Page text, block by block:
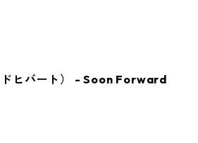
ヒバート） - Soon Forward